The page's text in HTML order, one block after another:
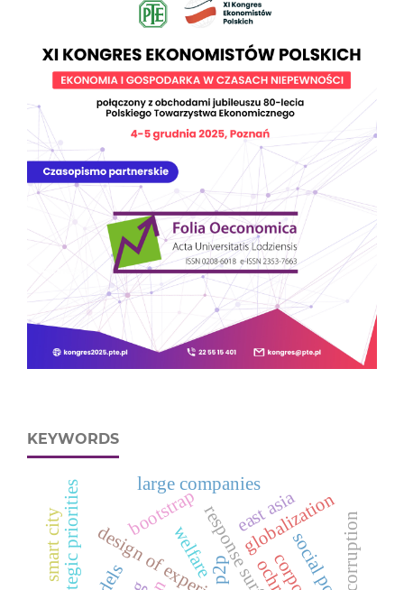
KEYWORDS
bootstrap globalization
strategic priorities large companies
east asia
welfare
smart city p2p corruption